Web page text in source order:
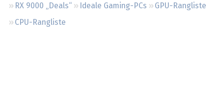
RX 9000 „Deals“
Ideale Gaming-PCs
GPU-Rangliste
CPU-Rangliste